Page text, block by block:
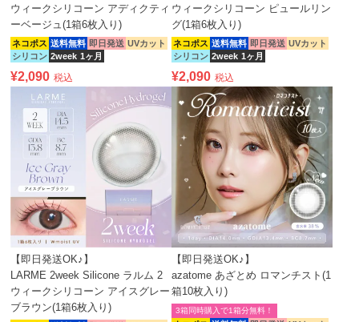
ウィークシリコーン アディクティ
ーベージュ(1箱6枚入り)
ネコポス 送料無料 即日発送 UVカット
シリコン 2week 1ヶ月
¥2,090 税込
ウィークシリコーン ピュールリン
グ(1箱6枚入り)
ネコポス 送料無料 即日発送 UVカット
シリコン 2week 1ヶ月
¥2,090 税込
【即日発送OK♪】
LARME 2week Silicone ラルム 2
ウィークシリコーン アイスグレー
ブラウン(1箱6枚入り)
【即日発送OK♪】
azatome あざとめ ロマンチスト(1
箱10枚入り)
3箱同時購入で1箱分無料！